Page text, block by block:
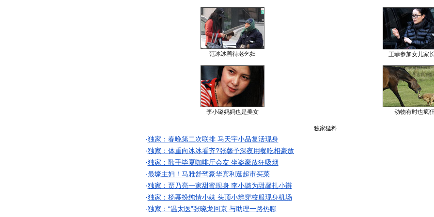
范冰冰善待老乞妇 王菲参加女儿家
李小璐妈妈也是美女 动物有时也疯
独家猛料
·独家：春晚第二次联排 马天宇小品复活现身
·独家：体重向冰冰看齐?张馨予深夜用餐吃相豪放
·独家：歌手毕夏咖啡厅会友 坐姿豪放狂吸烟
·最壕主妇！马雅舒驾豪华宾利逛超市买菜
·独家：贾乃亮一家甜蜜现身 李小璐为甜馨扎小辫
·独家：杨幂扮纯情小妹 头顶小辫穿校服现身机场
·独家：“温太医”张晓龙回京 与助理一路热聊